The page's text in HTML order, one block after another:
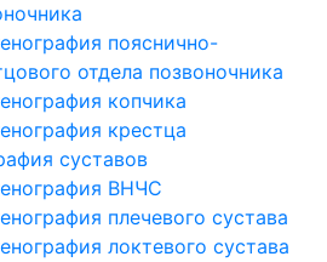
пояснично-
отдела позвоночника
копчика
крестца
суставов
ВНЧС
плечевого сустава
локтевого сустава